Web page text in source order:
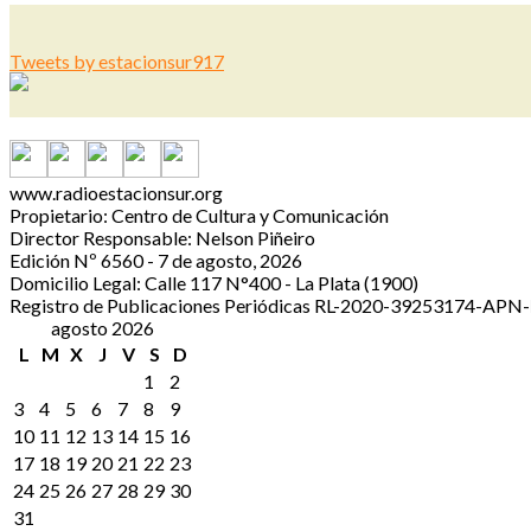
Tweets by estacionsur917
www.radioestacionsur.org
Propietario: Centro de Cultura y Comunicación
Director Responsable: Nelson Piñeiro
Edición Nº 6560 - 7 de agosto, 2026
Domicilio Legal: Calle 117 N°400 - La Plata (1900)
Registro de Publicaciones Periódicas RL-2020-39253174-
agosto 2026
L
M X J V S D
1
2
3
4 5 6 7 8
9
10 11 12 13 14 15 16
17 18 19 20 21 22 23
24 25 26 27 28 29 30
31